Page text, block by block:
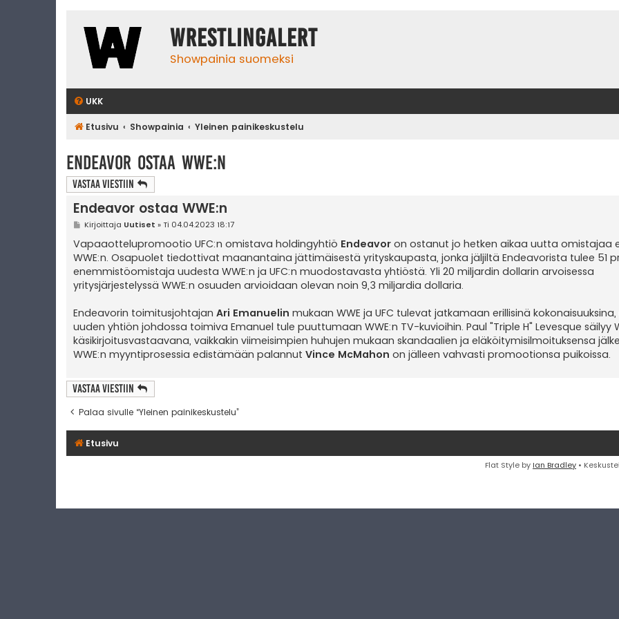
WrestlingAlert
Showpainia suomeksi
UKK
Etusivu Showpainia Yleinen painikeskustelu
Endeavor ostaa WWE:n
Vastaa Viestiin
Endeavor ostaa WWE:n
V
e
s
t
i
Kirjoittaja Uutiset » Ti 04.04.2023 18:17
Vapaaottelupromootio UFC:n omistava holdingyhtiö Endeavor on ostanut jo hetken aikaa uutta omistajaa
WWE:n. Osapuolet tiedottivat maanantaina jättimäisestä yrityskaupasta, jonka jäljiltä Endeavorista tulee 51
enemmistöomistaja uudesta WWE:n ja UFC:n muodostavasta yhtiöstä. Yli 20 miljardin dollarin arvoisessa
yritysjärjestelyssä WWE:n osuuden arvioidaan olevan noin 9,3 miljardia dollaria.
Endeavorin toimitusjohtajan Ari Emanuelin mukaan WWE ja UFC tulevat jatkamaan erillisinä kokonaisuuksina,
uuden yhtiön johdossa toimiva Emanuel tule puuttumaan WWE:n TV-kuvioihin. Paul "Triple H" Levesque säilyy
käsikirjoitusvastaavana, vaikkakin viimeisimpien huhujen mukaan skandaalien ja eläköitymisilmoituksensa
WWE:n myyntiprosessia edistämään palannut Vince McMahon on jälleen vahvasti promootionsa puikoissa.
Vastaa Viestiin
Palaa sivulle “Yleinen painikeskustelu”
Etusivu
Flat Style by Ian Bradley •